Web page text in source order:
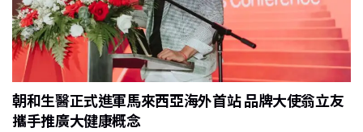
朝和生醫正式進軍馬來西亞海外首站 品牌大使翁立友
攜手推廣大健康概念